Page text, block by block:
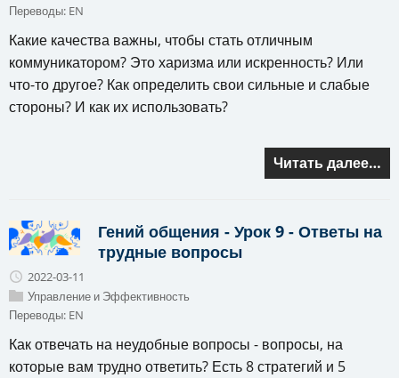
Переводы: EN
Какие качества важны, чтобы стать отличным
коммуникатором? Это харизма или искренность? Или
что-то другое? Как определить свои сильные и слабые
стороны? И как их использовать?
Читать далее…
Гений общения - Урок 9 - Ответы на
трудные вопросы
2022-03-11
Управление и Эффективность
Переводы: EN
Как отвечать на неудобные вопросы - вопросы, на
которые вам трудно ответить? Есть 8 стратегий и 5